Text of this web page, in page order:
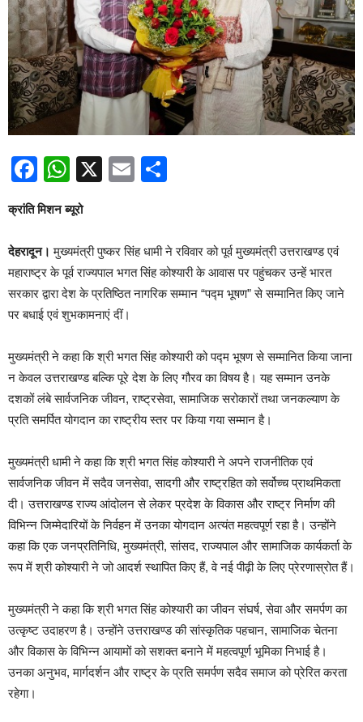
Facebook
WhatsApp
X Email
क्रांति मिशन ब्यूरो
देहरादून। मुख्यमंत्री पुष्कर सिंह धामी ने रविवार को पूर्व मुख्यमंत्री उत्तराखण्ड एवं
महाराष्ट्र के पूर्व राज्यपाल भगत सिंह कोश्यारी के आवास पर पहुंचकर उन्हें भारत
सरकार द्वारा देश के प्रतिष्ठित नागरिक सम्मान “पद्म भूषण” से सम्मानित किए जाने
पर बधाई एवं शुभकामनाएं दीं।
मुख्यमंत्री ने कहा कि श्री भगत सिंह कोश्यारी को पद्म भूषण से सम्मानित किया जाना
न केवल उत्तराखण्ड बल्कि पूरे देश के लिए गौरव का विषय है। यह सम्मान उनके
दशकों लंबे सार्वजनिक जीवन, राष्ट्रसेवा, सामाजिक सरोकारों तथा जनकल्याण के
प्रति समर्पित योगदान का राष्ट्रीय स्तर पर किया गया सम्मान है।
मुख्यमंत्री धामी ने कहा कि श्री भगत सिंह कोश्यारी ने अपने राजनीतिक एवं
सार्वजनिक जीवन में सदैव जनसेवा, सादगी और राष्ट्रहित को सर्वोच्च प्राथमिकता
दी। उत्तराखण्ड राज्य आंदोलन से लेकर प्रदेश के विकास और राष्ट्र निर्माण की
विभिन्न जिम्मेदारियों के निर्वहन में उनका योगदान अत्यंत महत्वपूर्ण रहा है। उन्होंने
कहा कि एक जनप्रतिनिधि, मुख्यमंत्री, सांसद, राज्यपाल और सामाजिक कार्यकर्ता के
रूप में श्री कोश्यारी ने जो आदर्श स्थापित किए हैं, वे नई पीढ़ी के लिए प्रेरणास्रोत हैं।
मुख्यमंत्री ने कहा कि श्री भगत सिंह कोश्यारी का जीवन संघर्ष, सेवा और समर्पण का
उत्कृष्ट उदाहरण है। उन्होंने उत्तराखण्ड की सांस्कृतिक पहचान, सामाजिक चेतना
और विकास के विभिन्न आयामों को सशक्त बनाने में महत्वपूर्ण भूमिका निभाई है।
उनका अनुभव, मार्गदर्शन और राष्ट्र के प्रति समर्पण सदैव समाज को प्रेरित करता
रहेगा।